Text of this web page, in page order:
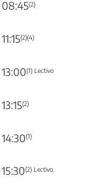
08:45(2)
11:15(2)(4)
13:00(1) Lectivo
13:15(2)
14:30(1)
15:30(2) Lectivo.